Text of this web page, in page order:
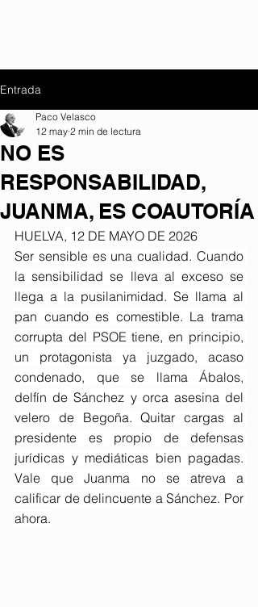
Entrada
NO ES
RESPONSABILIDAD,
JUANMA, ES COAUTORÍA
Paco Velasco
12 may 2 min de lectura
HUELVA, 12 DE MAYO DE 2026
Ser sensible es una cualidad. Cuando
la sensibilidad se lleva al exceso se
llega a la pusilanimidad. Se llama al
pan cuando es comestible. La trama
corrupta del PSOE tiene, en principio,
un protagonista ya juzgado, acaso
condenado, que se llama Ábalos,
delfín de Sánchez y orca asesina del
velero de Begoña. Quitar cargas al
presidente es propio de defensas
jurídicas y mediáticas bien pagadas.
Vale que Juanma no se atreva a
calificar de delincuente a Sánchez. Por
ahora.